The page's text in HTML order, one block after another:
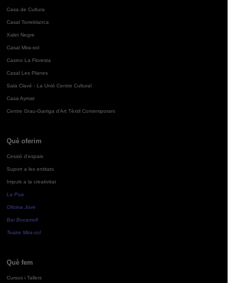
Casa de Cultura
Casal Torreblanca
Xalet Negre
Casal Mira-sol
Casino La Floresta
Casal Les Planes
Sala Clavé - La Unió Centre Cultural
Casa Aymat
Centre Grau-Garriga d'Art Tèxtil Contemporani
Què oferim
Cessió d'espais
Suport a les entitats
Impuls a la creativitat
La Pua
Oficina Jove
Bar Bocamoll
Teatre Mira-sol
Què fem
Cursos i Tallers